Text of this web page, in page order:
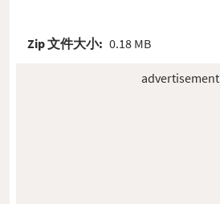
Zip 文件大小: 0.18 MB
advertisement